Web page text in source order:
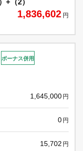
+（2）
1,836,602 円
ボーナス併用
1,645,000 円
0 円
15,702 円